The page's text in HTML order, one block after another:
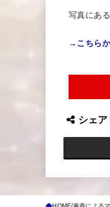
写真にあ
→こちらか
シェ